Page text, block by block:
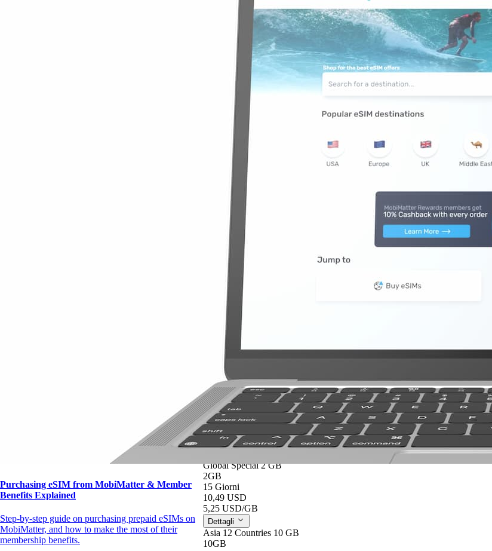
30 Giorni
2,83 USD
8,49 USD
Vedi dettagli
Europe Asia and USA 3 GB
30 Giorni
8,49 USD
2,83 USD
/GB
Dettagli
Best World 1 GB
30 Giorni
8,99 USD
/GB
8,99 USD
Vedi dettagli
Best World 1 GB
30 Giorni
8,99 USD
8,99 USD
/GB
Dettagli
Asialink 5 GB
30 Giorni
2,00 USD /GB
9,99 USD
Vedi dettagli
Asialink 5 GB
30 Giorni
9,99 USD
2,00 USD
Dettagli
Global Special 2 GB
2GB
15 Giorni
5,25 USD
10,49 USD
Global Special 2 GB
2GB
15 Giorni
10,49 USD
5,25 USD/GB
Dettagli
Asia 12 Countries 10 GB
10GB
Purchasing eSIM from MobiMatter & Member
Benefits Explained
Step-by-step guide on purchasing prepaid eSIMs on
MobiMatter, and how to make the most of their
membership benefits.